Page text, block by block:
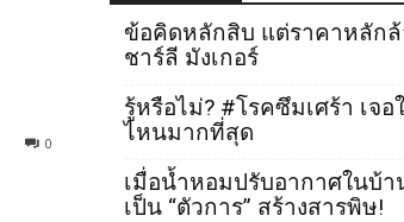
0
ข้อคิดหลักสิบ แต่ราคาหลักล้
ชาร์ลี มังเกอร์
รู้หรือไม่? #โรคซึมเศร้า เจ
ไหนมากที่สุด
เมื่อน้ำหอมปรับอากาศในบ้า
เป็น “ตัวการ” สร้างสารพิษ!